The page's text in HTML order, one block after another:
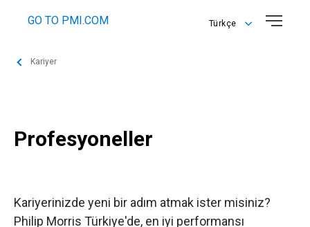
GO TO PMI.COM
Türkçe
Kariyer
Profesyoneller
Kariyerinizde yeni bir adım atmak ister misiniz?
Philip Morris Türkiye'de, en iyi performansı